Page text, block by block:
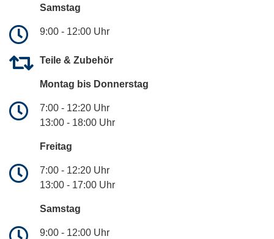
Samstag
9:00 - 12:00 Uhr
Teile & Zubehör
Montag bis Donnerstag
7:00 - 12:20 Uhr
13:00 - 18:00 Uhr
Freitag
7:00 - 12:20 Uhr
13:00 - 17:00 Uhr
Samstag
9:00 - 12:00 Uhr